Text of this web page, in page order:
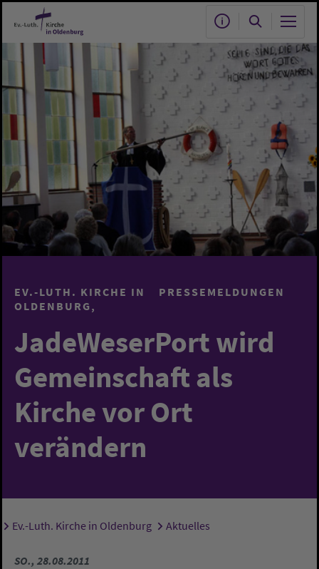
Zum Hauptinhalt springen
EV.-LUTH. KIRCHE IN
OLDENBURG
PRESSEMELDUNGEN
JadeWeserPort wird
Gemeinschaft als
Kirche vor Ort
verändern
Sie sind hier:
Ev.-Luth. Kirche in Oldenburg Aktuelles
SO., 28.08.2011